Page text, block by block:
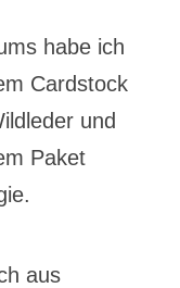
habe ich
Cardstock
und
Paket
aus